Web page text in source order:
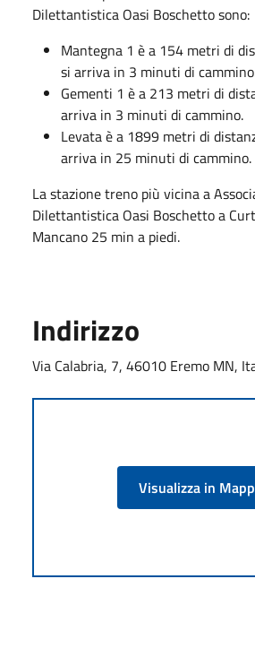
Dilettantistica Oasi Boschetto sono:
Mantegna 1 è a 154 metri di
si arriva in 3 minuti di
Gementi 1 è a 213 metri di
arriva in 3 minuti di cammino.
Levata è a 1899 metri di
arriva in 25 minuti di cammino.
La stazione treno più vicina a
Dilettantistica Oasi Boschetto a
Mancano 25 min a ​​piedi.
Indirizzo
Via Calabria, 7, 46010 Eremo MN,
Visualizza in